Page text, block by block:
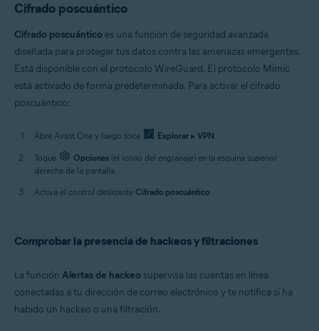
Cifrado poscuántico
Cifrado poscuántico es una función de seguridad avanzada
diseñada para proteger tus datos contra las amenazas emergentes.
Está disponible con el protocolo WireGuard. El protocolo Mimic
está activado de forma predeterminada. Para activar el cifrado
poscuántico:
Abre Avast One y luego toca Explorar ▸ VPN.
Toque Opciones (el icono del engranaje) en la esquina superior
derecha de la pantalla.
Activa el control deslizante Cifrado poscuántico.
Comprobar la presencia de hackeos y filtraciones
La función Alertas de hackeo supervisa las cuentas en línea
conectadas a tu dirección de correo electrónico y te notifica si ha
habido un hackeo o una filtración.